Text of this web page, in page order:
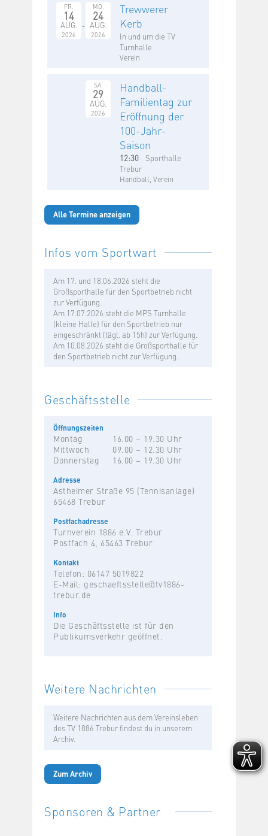
FR.
14
AUG.
2026
MO.
24
AUG.
2026
Trewwerer
Kerb
In und um die TV
Turnhalle
Verein
SA.
29
AUG.
2026
Handball-
Familientag zur
Eröffnung der
100-Jahr-
Saison
12:30
Sporthalle
Trebur
Handball, Verein
Alle Termine anzeigen
Infos vom Sportwart
Am 17. und 18.06.2026 steht die
Großsporthalle für den Sportbetrieb nicht
zur Verfügung.
Am 17.07.2026 steht die MPS Turnhalle
(kleine Halle) für den Sportbetrieb nur
eingeschränkt (tägl. ab 15h) zur Verfügung.
Am 10.08.2026 steht die Großsporthalle für
den Sportbetrieb nicht zur Verfügung.
Geschäftsstelle
Öffnungszeiten
Montag
16.00 – 19.30 Uhr
Mittwoch
09.00 – 12.30 Uhr
Donnerstag
16.00 – 19.30 Uhr
Adresse
Astheimer Straße 95 (Tennisanlage)
65468 Trebur
Postfachadresse
Turnverein 1886 e.V. Trebur
Postfach 4, 65463 Trebur
Kontakt
Telefon: 06147 5019822
E-Mail: geschaeftsstelle@tv1886-
trebur.de
Info
Die Geschäftsstelle ist für den
Publikumsverkehr geöffnet.
Weitere Nachrichten
Weitere Nachrichten aus dem Vereinsleben
des TV 1886 Trebur findest du in unserem
Archiv.
Zum Archiv
Sponsoren & Partner